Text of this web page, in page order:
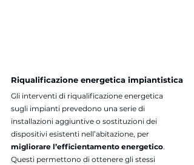
Riqualificazione energetica impiantistica
Gli interventi di riqualificazione energetica
sugli impianti prevedono una serie di
installazioni aggiuntive o sostituzioni dei
dispositivi esistenti nell’abitazione, per
migliorare l’efficientamento energetico.
Questi permettono di ottenere gli stessi